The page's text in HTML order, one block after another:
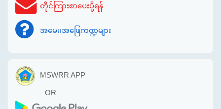
တိုင်ကြားစာပေးပို့ရန်
အမေး၊အဖြေကဏ္ဍများ
MSWRR APP
OR